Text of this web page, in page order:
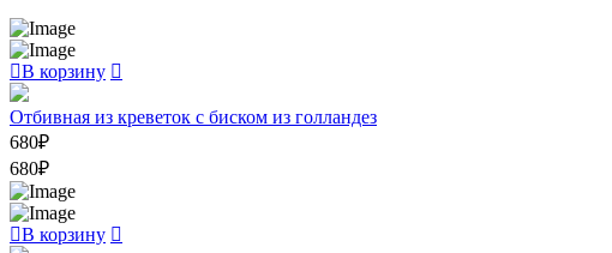
В корзину
Отбивная из креветок с биском из голландез
680₽
680₽
В корзину